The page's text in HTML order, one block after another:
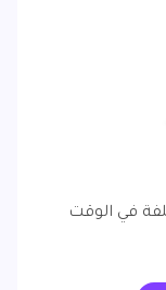
في الوقت